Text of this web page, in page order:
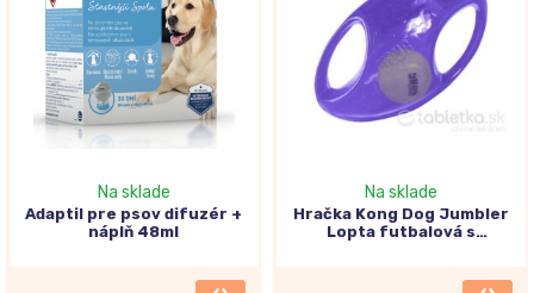
Na sklade
Adaptil pre psov difuzér +
náplň 48ml
Na sklade
Hračka Kong Dog Jumbler
Lopta futbalová s